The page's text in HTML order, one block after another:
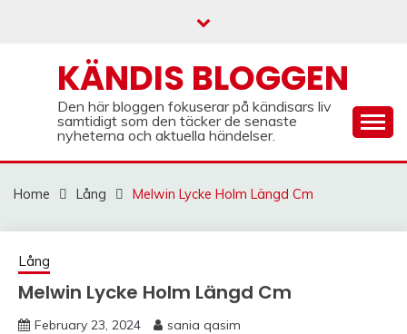
KÄNDIS BLOGGEN
Den här bloggen fokuserar på kändisars liv
samtidigt som den täcker de senaste
nyheterna och aktuella händelser.
Home Lång Melwin Lycke Holm Längd Cm
Lång
Melwin Lycke Holm Längd Cm
February 23, 2024 sania qasim